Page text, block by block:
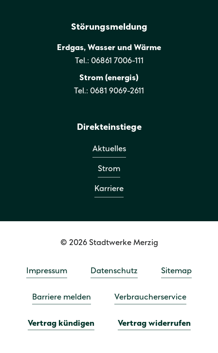
Störungsmeldung
Erdgas, Wasser und Wärme
Tel.: 06861 7006-111
Strom (energis)
Tel.: 0681 9069-2611
Direkteinstiege
Aktuelles
Strom
Karriere
© 2026 Stadtwerke Merzig
Impressum Datenschutz Sitemap
Barriere melden Verbraucherservice
Vertrag kündigen Vertrag widerrufen